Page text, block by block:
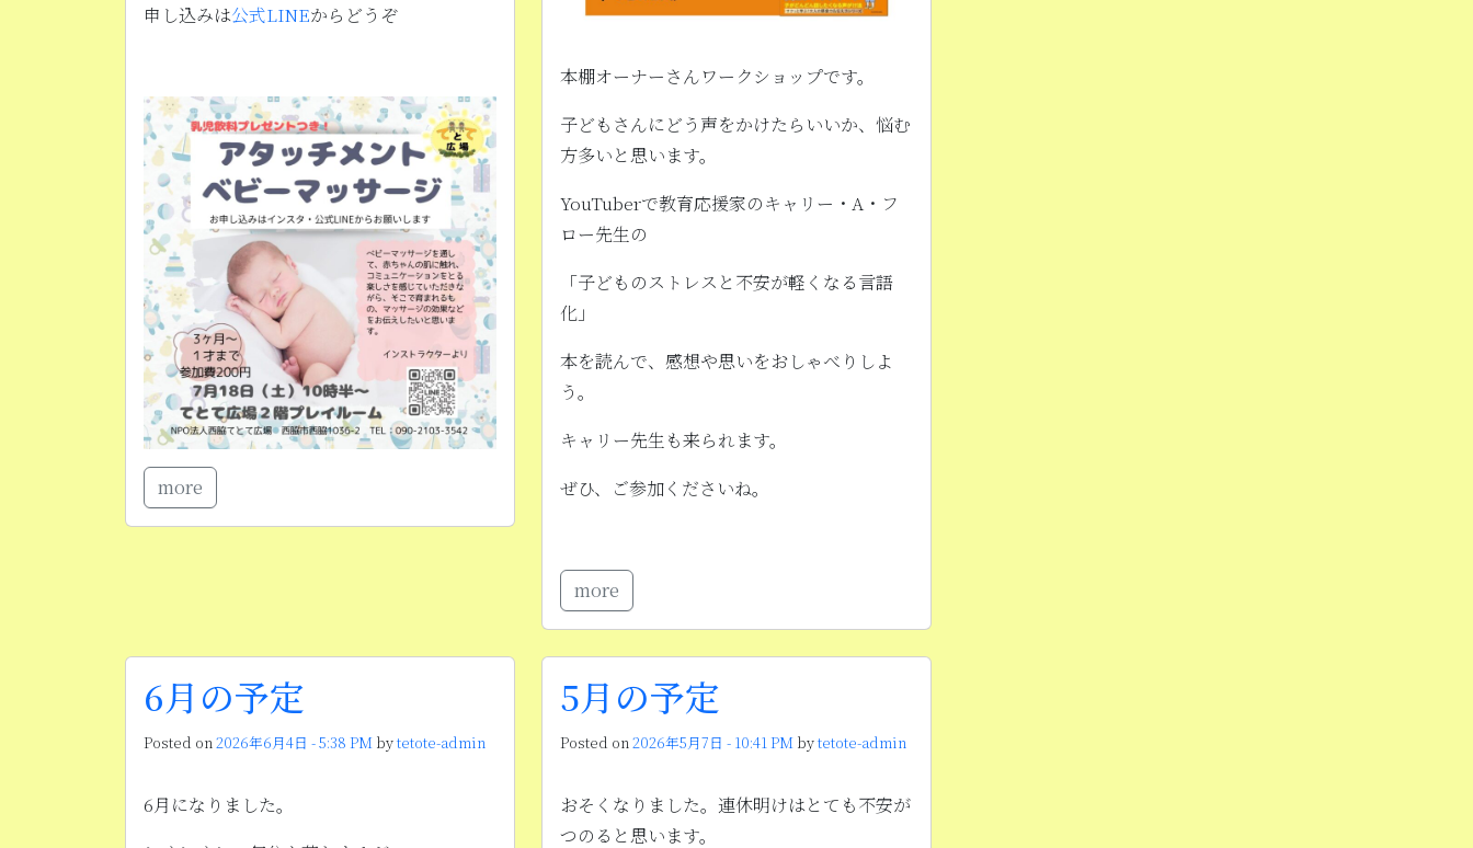
申し込みは公式LINEからどうぞ
more
本棚オーナーさんワークショップです。
子どもさんにどう声をかけたらいいか、悩む
方多いと思います。
YouTuberで教育応援家のキャリー・A・フ
ロー先生の
「子どものストレスと不安が軽くなる言語
化」
本を読んで、感想や思いをおしゃべりしよ
う。
キャリー先生も来られます。
ぜひ、ご参加くださいね。
more
6月の予定
Posted on2026年6月4日 - 5:38 PM bytetote-admin
6月になりました。
5月の予定
Posted on2026年5月7日 - 10:41 PM bytetote-admin
おそくなりました。連休明けはとても不安が
つのると思います。